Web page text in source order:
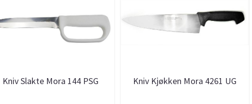
Kniv Slakte Mora 144 PSG Kniv Kjøkken Mora 4261 UG